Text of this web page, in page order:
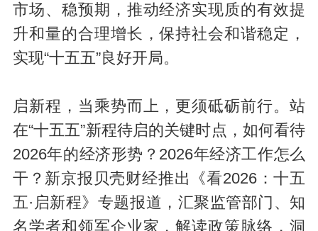
市场、稳预期，推动经济实现质的有效提
升和量的合理增长，保持社会和谐稳定，
实现“十五五”良好开局。
启新程，当乘势而上，更须砥砺前行。站
在“十五五”新程待启的关键时点，如何看待
2026年的经济形势？2026年经济工作怎么
干？新京报贝壳财经推出《看2026：十五
五·启新程》专题报道，汇聚监管部门、知
名学者和领军企业家，解读政策脉络，洞